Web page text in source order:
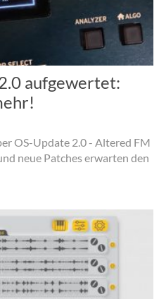
aufgewertet:
OS-Update 2.0 - Altered FM
neue Patches erwarten den